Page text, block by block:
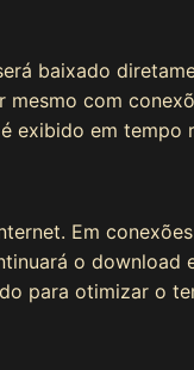
baixado
com
exibido em tempo
Em
o download
para otimizar o